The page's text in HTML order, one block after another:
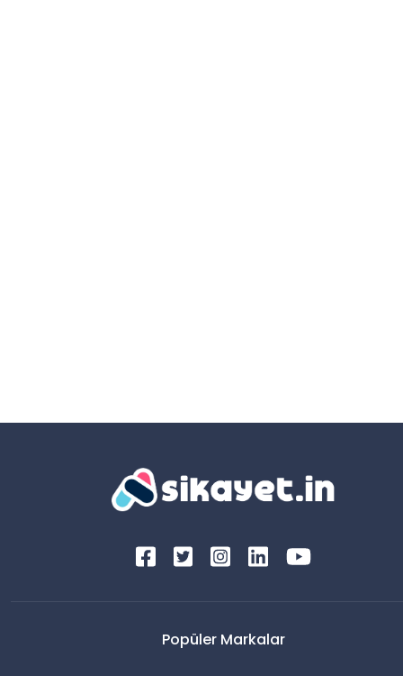
Popüler Markalar